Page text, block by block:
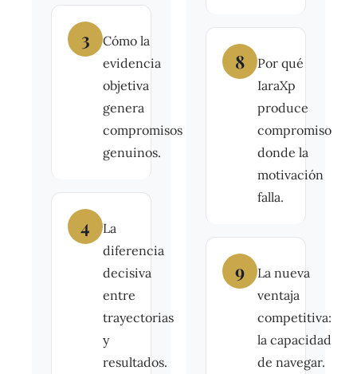
3
Cómo la
evidencia
objetiva
genera
compromisos
genuinos.
4
La
diferencia
decisiva
entre
trayectorias
y
resultados.
8
Por qué
IaraXp
produce
compromiso
donde la
motivación
falla.
9
La nueva
ventaja
competitiva:
la capacidad
de navegar.